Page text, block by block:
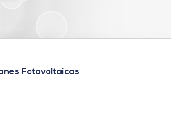
Fotovoltaicas